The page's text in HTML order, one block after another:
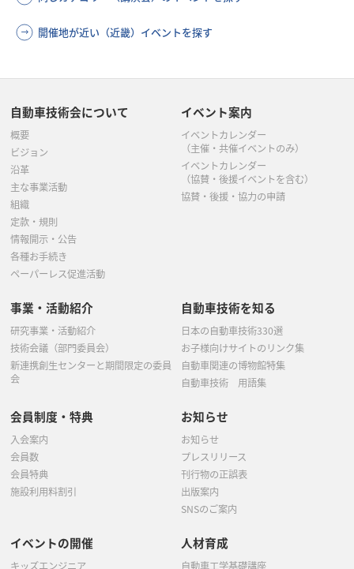
開催地が近い（近畿）イベントを探す
自動車技術会について
概要
ビジョン
沿革
主な事業活動
組織
定款・規則
情報開示・公告
各種お手続き
ペーパーレス促進活動
イベント案内
イベントカレンダー
（主催・共催イベントのみ）
イベントカレンダー
（協賛・後援イベントを含む）
協賛・後援・協力の申請
事業・活動紹介
研究事業・活動紹介
技術会議（部門委員会）
新連携創生センターと期間限定の委員
会
自動車技術を知る
日本の自動車技術330選
お子様向けサイトのリンク集
自動車関連の博物館特集
自動車技術 用語集
会員制度・特典
入会案内
会員数
会員特典
施設利用料割引
お知らせ
お知らせ
プレスリリース
刊行物の正誤表
出版案内
SNSのご案内
イベントの開催
キッズエンジニア
人材育成
自動車工学基礎講座